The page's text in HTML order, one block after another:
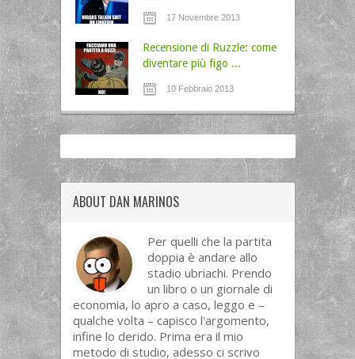
17 Novembre 2013
Recensione di Ruzzle: come
diventare più figo ...
10 Febbraio 2013
ABOUT DAN MARINOS
Per quelli che la partita
doppia è andare allo
stadio ubriachi. Prendo
un libro o un giornale di
economia, lo apro a caso, leggo e –
qualche volta – capisco l'argomento,
infine lo derido. Prima era il mio
metodo di studio, adesso ci scrivo